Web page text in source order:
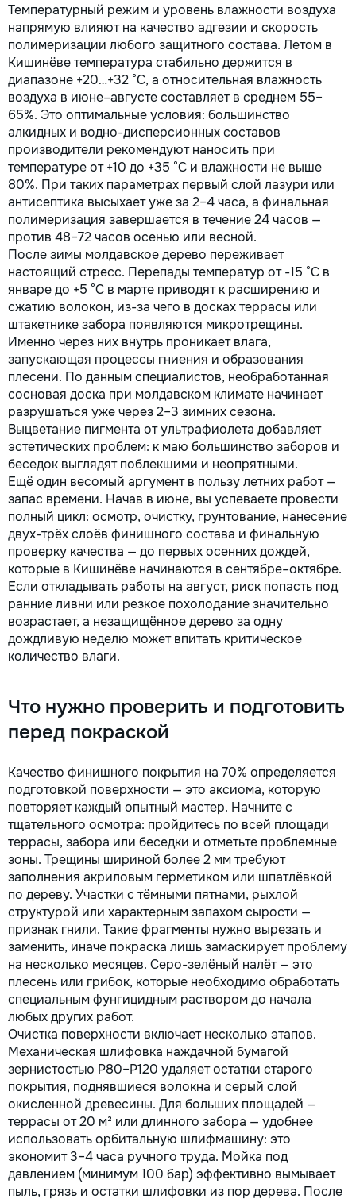
Температурный режим и уровень влажности воздуха
напрямую влияют на качество адгезии и скорость
полимеризации любого защитного состава. Летом в
Кишинёве температура стабильно держится в
диапазоне +20…+32 °C, а относительная влажность
воздуха в июне–августе составляет в среднем 55–
65%. Это оптимальные условия: большинство
алкидных и водно-дисперсионных составов
производители рекомендуют наносить при
температуре от +10 до +35 °C и влажности не выше
80%. При таких параметрах первый слой лазури или
антисептика высыхает уже за 2–4 часа, а финальная
полимеризация завершается в течение 24 часов —
против 48–72 часов осенью или весной.
После зимы молдавское дерево переживает
настоящий стресс. Перепады температур от -15 °C в
январе до +5 °C в марте приводят к расширению и
сжатию волокон, из-за чего в досках террасы или
штакетнике забора появляются микротрещины.
Именно через них внутрь проникает влага,
запускающая процессы гниения и образования
плесени. По данным специалистов, необработанная
сосновая доска при молдавском климате начинает
разрушаться уже через 2–3 зимних сезона.
Выцветание пигмента от ультрафиолета добавляет
эстетических проблем: к маю большинство заборов и
беседок выглядят поблекшими и неопрятными.
Ещё один весомый аргумент в пользу летних работ —
запас времени. Начав в июне, вы успеваете провести
полный цикл: осмотр, очистку, грунтование, нанесение
двух-трёх слоёв финишного состава и финальную
проверку качества — до первых осенних дождей,
которые в Кишинёве начинаются в сентябре–октябре.
Если откладывать работы на август, риск попасть под
ранние ливни или резкое похолодание значительно
возрастает, а незащищённое дерево за одну
дождливую неделю может впитать критическое
количество влаги.
Что нужно проверить и подготовить
перед покраской
Качество финишного покрытия на 70% определяется
подготовкой поверхности — это аксиома, которую
повторяет каждый опытный мастер. Начните с
тщательного осмотра: пройдитесь по всей площади
террасы, забора или беседки и отметьте проблемные
зоны. Трещины шириной более 2 мм требуют
заполнения акриловым герметиком или шпатлёвкой
по дереву. Участки с тёмными пятнами, рыхлой
структурой или характерным запахом сырости —
признак гнили. Такие фрагменты нужно вырезать и
заменить, иначе покраска лишь замаскирует проблему
на несколько месяцев. Серо-зелёный налёт — это
плесень или грибок, которые необходимо обработать
специальным фунгицидным раствором до начала
любых других работ.
Очистка поверхности включает несколько этапов.
Механическая шлифовка наждачной бумагой
зернистостью P80–P120 удаляет остатки старого
покрытия, поднявшиеся волокна и серый слой
окисленной древесины. Для больших площадей —
террасы от 20 м² или длинного забора — удобнее
использовать орбитальную шлифмашину: это
экономит 3–4 часа ручного труда. Мойка под
давлением (минимум 100 бар) эффективно вымывает
пыль, грязь и остатки шлифовки из пор дерева. После